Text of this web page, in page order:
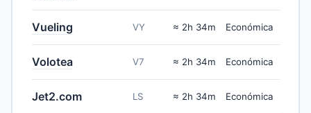
Vueling VY ≈ 2h 34m Económica
Volotea V7 ≈ 2h 34m Económica
Jet2.com LS ≈ 2h 34m Económica